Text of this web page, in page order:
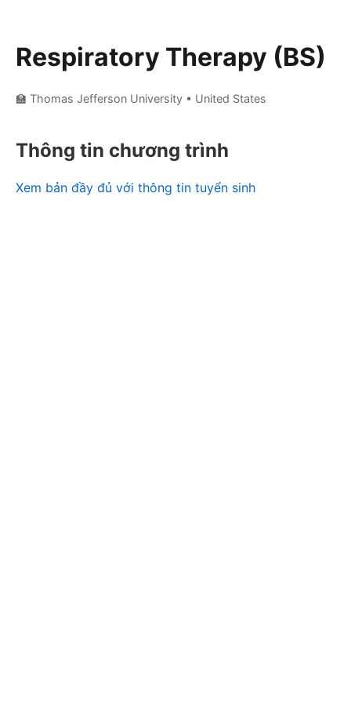
Respiratory Therapy (BS)
🏫 Thomas Jefferson University • United States
Thông tin chương trình
Xem bản đầy đủ với thông tin tuyển sinh